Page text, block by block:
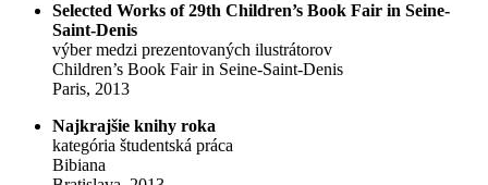
Selected Works of 29th Children’s Book Fair in Seine-
Saint-Denis
výber medzi prezentovaných ilustrátorov
Children’s Book Fair in Seine-Saint-Denis
Paris, 2013
Najkrajšie knihy roka
kategória študentská práca
Bibiana